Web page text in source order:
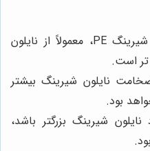
قیمت نایلون شیرینگ PE، معمولاً از نایلون
نایلون شیرینگ بیشتر
بود.
شیرینگ بزرگتر باشد،